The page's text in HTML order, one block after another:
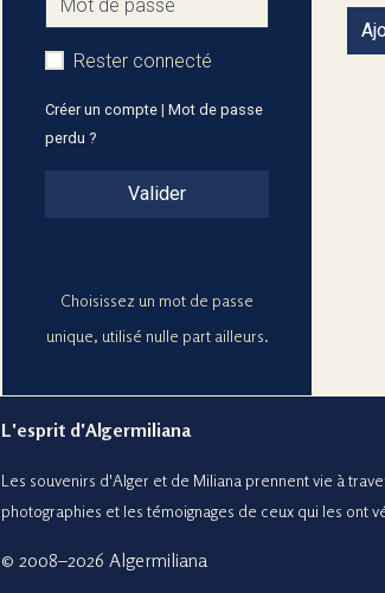
Rester connecté
Créer un compte |Mot de passe
perdu ?
Valider
Choisissez un mot de passe
unique, utilisé nulle part ailleurs.
L'esprit d'Algermiliana
Les souvenirs d'Alger et de Miliana prennent vie à
photographies et les témoignages de ceux qui les ont
© 2008–2026 Algermiliana